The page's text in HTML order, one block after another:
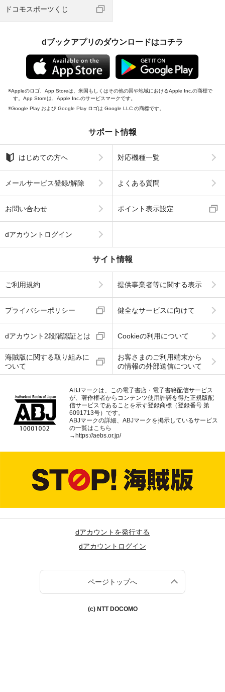
ドコモスポーツくじ
dブックアプリのダウンロードはコチラ
Appleのロゴ、App Storeは、米国もしくはその他の国や地域におけるApple Inc.の商標で
す。App Storeは、Apple Inc.のサービスマークです。
Google Play および Google Play ロゴは Google LLC の商標です。
サポート情報
はじめての方へ 対応機種一覧
メールサービス登録/解除 よくある質問
お問い合わせ ポイント表示設定
dアカウントログイン
サイト情報
ご利用規約 提供事業者等に関する表示
プライバシーポリシー 健全なサービスに向けて
dアカウント2段階認証とは Cookieの利用について
海賊版に関する取り組みに
ついて
お客さまのご利用端末から
の情報の外部送信について
ABJマークは、この電子書店・電子書籍配信サービス
が、著作権者からコンテンツ使用許諾を得た正規版配
信サービスであることを示す登録商標（登録番号 第
6091713号）です。
ABJマークの詳細、ABJマークを掲示しているサービス
の一覧はこちら
→ https://aebs.or.jp/
dアカウントを発行する
dアカウントログイン
ページトップへ
(c) NTT DOCOMO